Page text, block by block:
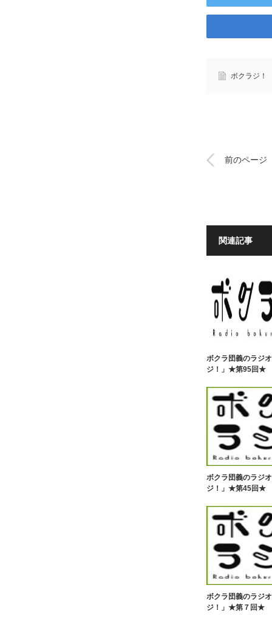
ボクラジ！
前のページ
関連記事
ボクラ団義のラジ
ジ！」★第95回★
ボクラ団義のラジ
ジ！」★第45回★
ボクラ団義のラジ
ジ！」★第７回★